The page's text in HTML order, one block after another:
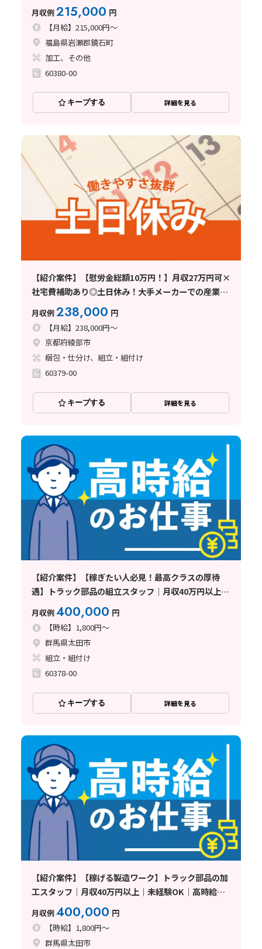
月収例215,000 円
【月給】215,000円～
福島県岩瀬郡鏡石町
加工、その他
60380-00
キープする 詳細を見る
【紹介案件】【慰労金総額10万円！】月収27万円可×
社宅費補助あり◎土日休み！大手メーカーでの産業用
ホースの取付け・梱包など！
月収例238,000 円
【月給】238,000円～
京都府綾部市
梱包・仕分け、組立・組付け
60379-00
キープする 詳細を見る
【紹介案件】【稼ぎたい人必見！最高クラスの厚待
遇】トラック部品の組立スタッフ｜月収40万円以上｜
未経験OK｜高時給1800円｜寮費無料｜土日休み｜即
入寮可｜即日面接可〈群馬県太田市
月収例400,000 円
【時給】1,800円～
群馬県太田市
組立・組付け
60378-00
キープする 詳細を見る
【紹介案件】【稼げる製造ワーク】トラック部品の加
工スタッフ｜月収40万円以上｜未経験OK｜高時給
1800円｜寮費無料｜土日休み｜即日面接可〈群馬県太
田市〉
月収例400,000 円
【時給】1,800円～
群馬県太田市